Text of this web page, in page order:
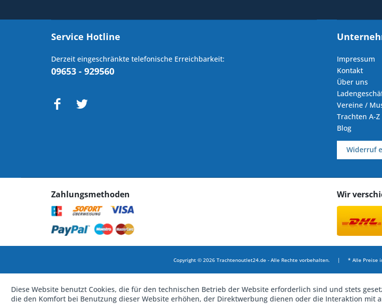
Service Hotline
Derzeit eingeschränkte telefonische Erreichbarkeit:
09653 - 929560
Impressum
Kontakt
Über uns
Vereine /
Trachten A-Z
Blog
Widerruf
Zahlungsmethoden Wir
Copyright © 2026 Trachtenoutlet24.de - Alle Rechte vorbehalten. | * Alle Preise
Diese Website benutzt Cookies, die für den technischen Betrieb der Website erforderlich sind und stets
die den Komfort bei Benutzung dieser Website erhöhen, der Direktwerbung dienen oder die Interaktion mit